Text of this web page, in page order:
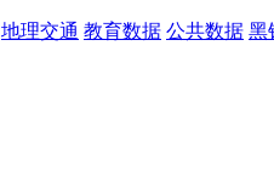
地理交通 教育数据 公共数据 黑